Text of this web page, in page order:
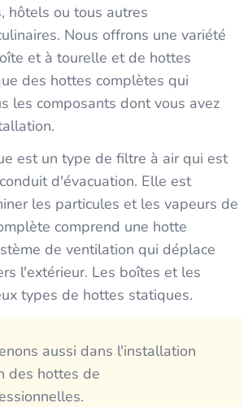
hôtels ou tous autres
Nous offrons une variété
et à tourelle et de hottes
des hottes complètes qui
les composants dont vous avez
est un type de filtre à air qui est
d'évacuation. Elle est
les particules et les vapeurs de
comprend une hotte
de ventilation qui déplace
l'extérieur. Les boîtes et les
types de hottes statiques.
aussi dans l'installation
des hottes de